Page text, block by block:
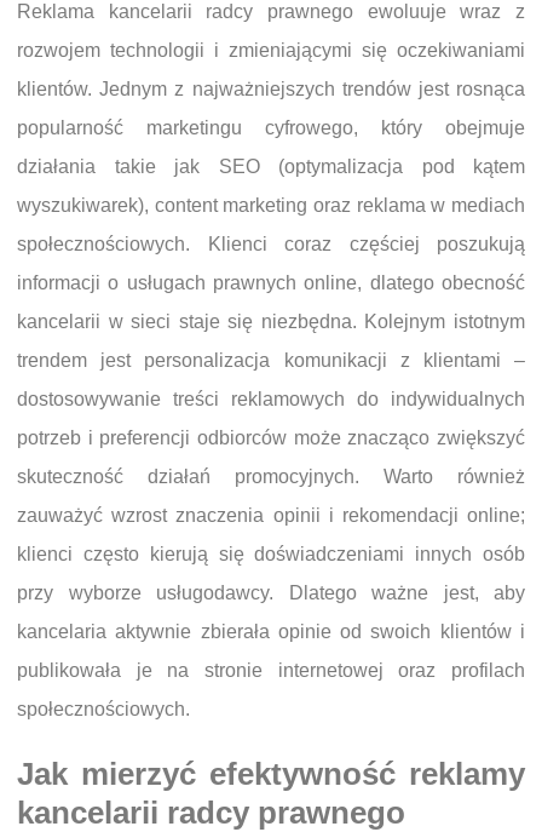
Reklama kancelarii radcy prawnego ewoluuje wraz z
rozwojem technologii i zmieniającymi się oczekiwaniami
klientów. Jednym z najważniejszych trendów jest rosnąca
popularność marketingu cyfrowego, który obejmuje
działania takie jak SEO (optymalizacja pod kątem
wyszukiwarek), content marketing oraz reklama w mediach
społecznościowych. Klienci coraz częściej poszukują
informacji o usługach prawnych online, dlatego obecność
kancelarii w sieci staje się niezbędna. Kolejnym istotnym
trendem jest personalizacja komunikacji z klientami –
dostosowywanie treści reklamowych do indywidualnych
potrzeb i preferencji odbiorców może znacząco zwiększyć
skuteczność działań promocyjnych. Warto również
zauważyć wzrost znaczenia opinii i rekomendacji online;
klienci często kierują się doświadczeniami innych osób
przy wyborze usługodawcy. Dlatego ważne jest, aby
kancelaria aktywnie zbierała opinie od swoich klientów i
publikowała je na stronie internetowej oraz profilach
społecznościowych.
Jak mierzyć efektywność reklamy
kancelarii radcy prawnego